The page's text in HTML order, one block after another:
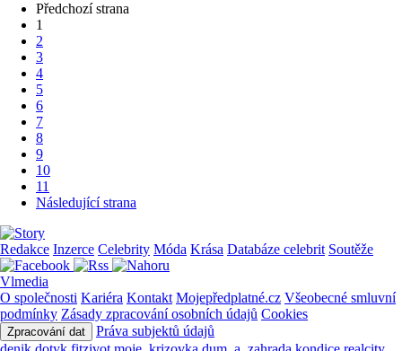
Předchozí strana
1
2
3
4
5
6
7
8
9
10
11
Následující strana
Redakce Inzerce Celebrity Móda Krása Databáze celebrit Soutěže
Vlmedia
O společnosti Kariéra Kontakt Mojepředplatné.cz Všeobecné smluvní
podmínky Zásady zpracování osobních údajů Cookies
Zpracování dat
Práva subjektů údajů